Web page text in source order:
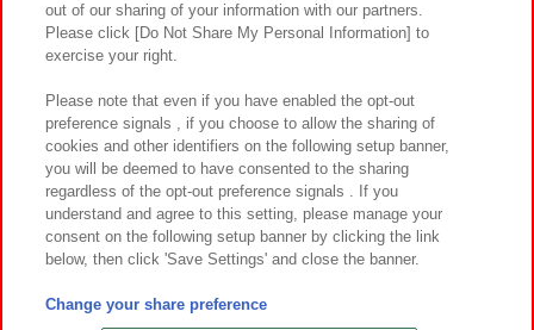
プライバシーポリシー ウェブアクセシビリティ方針と検証結果
お取引先さまとともに
カスタマーハラスメント対応方針 よくあるご質問・お問い合わせ
©Bandai Namco Amusement Inc.
©Bandai Namco Amusement Lab Inc.
out of our sharing of your information with our partners.
Please click [Do Not Share My Personal Information] to
exercise your right.
Please note that even if you have enabled the opt-out
preference signals , if you choose to allow the sharing of
cookies and other identifiers on the following setup banner,
you will be deemed to have consented to the sharing
regardless of the opt-out preference signals . If you
understand and agree to this setting, please manage your
consent on the following setup banner by clicking the link
below, then click 'Save Settings' and close the banner.
Change your share preference